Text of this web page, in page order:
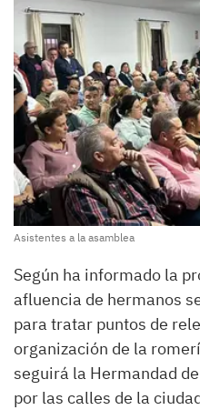
Asistentes a la asamblea
Según ha informado la
afluencia de hermanos
para tratar puntos de
organización de la
seguirá la Hermandad
por las calles de la